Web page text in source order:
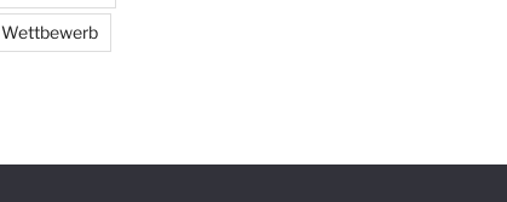
Wettbewerb